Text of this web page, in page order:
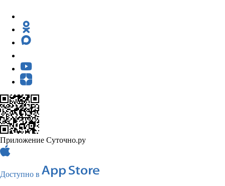
Приложение Суточно.ру
Доступно в